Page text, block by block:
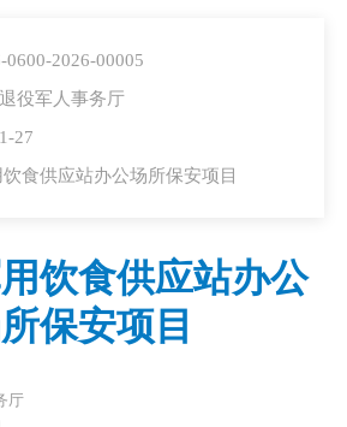
0600-2026-00005
役军人事务厅
27
食供应站办公场所保安项目
饮食供应站办公
保安项目
厅